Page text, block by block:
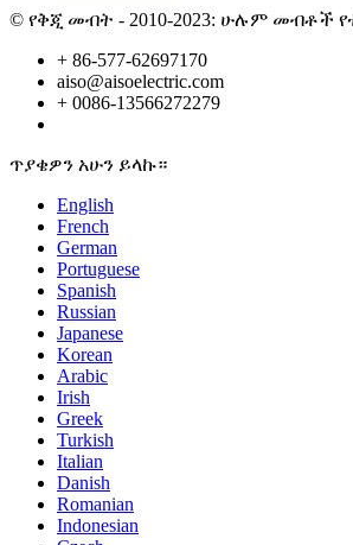
© የቅጂ መብት - 2010-2023: ሁሉም መብቶች
+ 86-577-62697170
aiso@aisoelectric.com
+ 0086-13566272279
ጥያቄዎን አሁን ይላኩ።
English
French
German
Portuguese
Spanish
Russian
Japanese
Korean
Arabic
Irish
Greek
Turkish
Italian
Danish
Romanian
Indonesian